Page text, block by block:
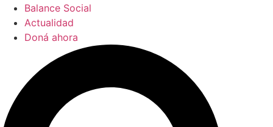
Balance Social
Actualidad
Doná ahora